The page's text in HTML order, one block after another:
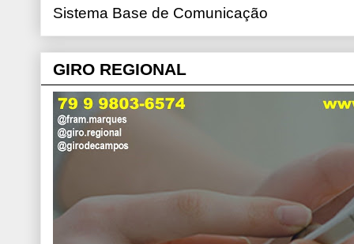
Sistema Base de Comunicação
GIRO REGIONAL